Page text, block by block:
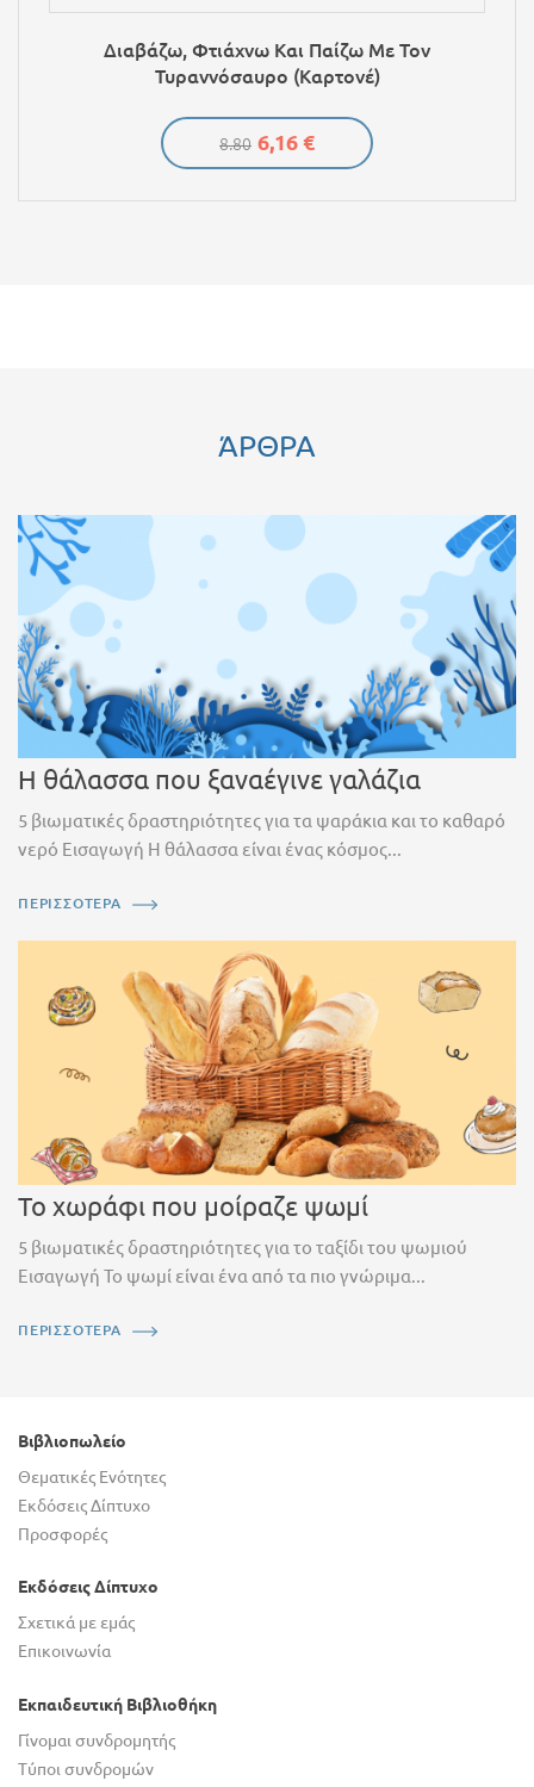
Διαβάζω, Φτιάχνω Και Παίζω Με Τον
Τυραννόσαυρο (Καρτονέ)
8.80 6,16 €
ΆΡΘΡΑ
Η θάλασσα που ξαναέγινε γαλάζια
5 βιωματικές δραστηριότητες για τα ψαράκια και το καθαρό
νερό Εισαγωγή Η θάλασσα είναι ένας κόσμος...
ΠΕΡΙΣΣΟΤΕΡΑ
Το χωράφι που μοίραζε ψωμί
5 βιωματικές δραστηριότητες για το ταξίδι του ψωμιού
Εισαγωγή Το ψωμί είναι ένα από τα πιο γνώριμα...
ΠΕΡΙΣΣΟΤΕΡΑ
Βιβλιοπωλείο
Θεματικές Ενότητες
Εκδόσεις Δίπτυχο
Προσφορές
Εκδόσεις Δίπτυχο
Σχετικά με εμάς
Επικοινωνία
Εκπαιδευτική Βιβλιοθήκη
Γίνομαι συνδρομητής
Τύποι συνδρομών